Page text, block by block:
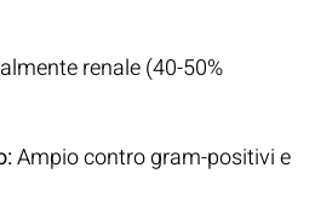
renale (40-50%
Ampio contro gram-positivi e